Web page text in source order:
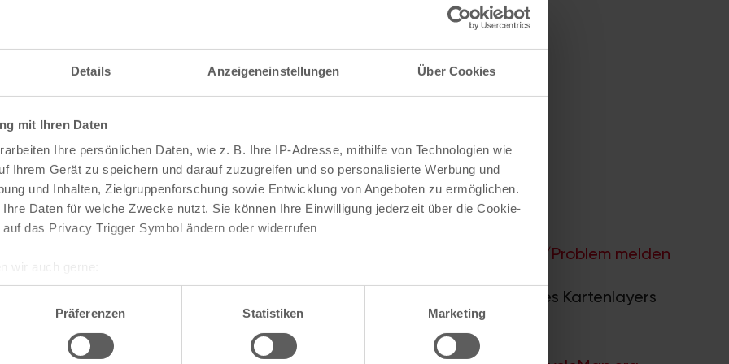
Details Anzeigeneinstellungen Über Cookies
mit Ihren Daten
Ihre persönlichen Daten, wie z. B. Ihre IP-Adresse, mithilfe von Technologien wie
Ihrem Gerät zu speichern und darauf zuzugreifen und so personalisierte Werbung und
und Inhalten, Zielgruppenforschung sowie Entwicklung von Angeboten zu ermöglichen.
Daten für welche Zwecke nutzt. Sie können Ihre Einwilligung jederzeit über die Cookie-
das Privacy Trigger Symbol ändern oder widerrufen
geografische Lage erfassen, welche bis auf einige Meter genau sein können
Scannen nach bestimmten Merkmalen (Fingerprinting) identifizieren
Ihre persönlichen Daten verarbeitet werden, und legen Sie Ihre Präferenzen imAbschnitt
Präferenzen Statistiken Marketing
Fehler/Problem melden
Darstellung des RVR-Kartenwerks
. Bei Auswahl des Kartenlayers
mit vielen weiteren Details wie z.B. Hausnummern.